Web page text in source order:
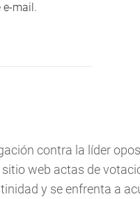
e-mail.
contra la líder
web actas de
y se enfrenta a